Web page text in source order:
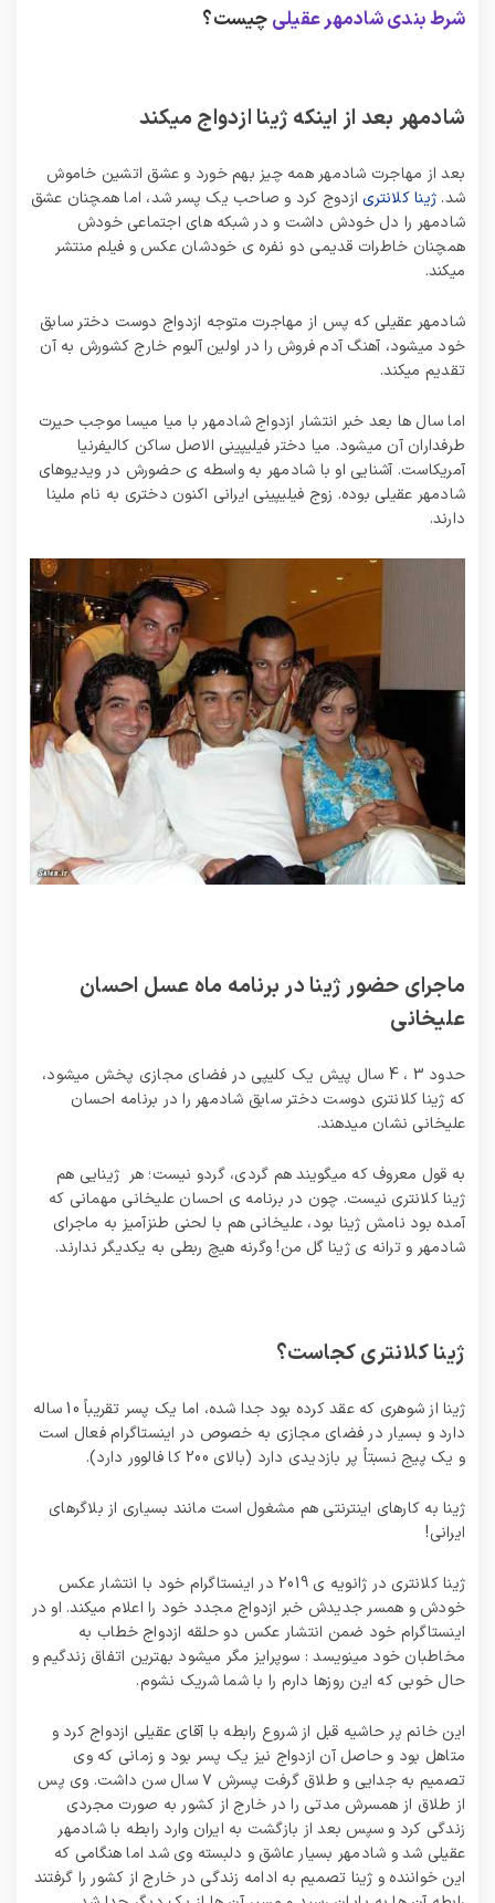
شرط بندی شادمهر عقیلیچیست؟
شادمهر بعد از اینکه ژینا ازدواج میکند
بعد از مهاجرت شادمهر همه چیز بهم خورد و عشق اتشین خاموش
شد. ژینا کلانتریازدوج کرد و صاحب یک پسر شد، اما همچنان عشق
شادمهر را دل خودش داشت و در شبکه های اجتماعی خودش
همچنان خاطرات قدیمی دو نفره ی خودشان عکس و فیلم منتشر
میکند.
شادمهر عقیلی که پس از مهاجرت متوجه ازدواج دوست دختر سابق
خود میشود، آهنگ آدم فروش را در اولین آلبوم خارج کشورش به آن
تقدیم میکند.
اما سال ها بعد خبر انتشار ازدواج شادمهر با میا میسا موجب حیرت
طرفداران آن میشود. میا دختر فیلیپینی الاصل ساکن کالیفرنیا
آمریکاست. آشنایی او با شادمهر به واسطه ی حضورش در ویدیوهای
شادمهر عقیلی بوده. زوج فیلیپینی ایرانی اکنون دختری به نام ملینا
دارند.
ماجرای حضور ژینا در برنامه ماه عسل احسان
علیخانی
حدود 3 ، 4 سال پیش یک کلیپی در فضای مجازی پخش میشود،
که ژینا کلانتری دوست دختر سابق شادمهر را در برنامه احسان
علیخانی نشان میدهند.
به قول معروف که میگویند هم گردی، گردو نیست؛ هر ژینایی هم
ژینا کلانتری نیست. چون در برنامه ی احسان علیخانی مهمانی که
آمده بود نامش ژینا بود، علیخانی هم با لحنی طنزآمیز به ماجرای
شادمهر و ترانه ی ژینا گل من! وگرنه هیچ ربطی به یکدیگر ندارند.
ژینا کلانتری کجاست؟
ژینا از شوهری که عقد کرده بود جدا شده، اما یک پسر تقریباً 10 ساله
دارد و بسیار در فضای مجازی به خصوص در اینستاگرام فعال است
و یک پیج نسبتاً پر بازدیدی دارد (بالای 200 کا فالوور دارد).
ژینا به کارهای اینترنتی هم مشغول است مانند بسیاری از بلاگرهای
ایرانی!
ژینا کلانتری در ژانویه ی 2019 در اینستاگرام خود با انتشار عکس
خودش و همسر جدیدش خبر ازدواج مجدد خود را اعلام میکند. او در
اینستاگرام خود ضمن انتشار عکس دو حلقه ازدواج خطاب به
مخاطبان خود مینویسد : سوپرایز مگر میشود بهترین اتفاق زندگیم و
حال خوبی که این روزها دارم را با شما شریک نشوم.
این خانم پر حاشیه قبل از شروع رابطه با آقای عقیلی ازدواج کرد و
متاهل بود و حاصل آن ازدواج نیز یک پسر بود و زمانی که وی
تصمیم به جدایی و طلاق گرفت پسرش ۷ سال سن داشت. وی پس
از طلاق از همسرش مدتی را در خارج از کشور به صورت مجردی
زندگی کرد و سپس بعد از بازگشت به ایران وارد رابطه با شادمهر
عقیلی شد و شادمهر بسیار عاشق و دلبسته وی شد اما هنگامی که
این خواننده و ژینا تصمیم به ادامه زندگی در خارج از کشور را گرفتند